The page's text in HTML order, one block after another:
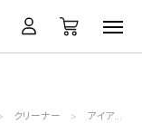
クーポン
一覧
クリーナー アイアンクリーナーガンタイプ OL-058